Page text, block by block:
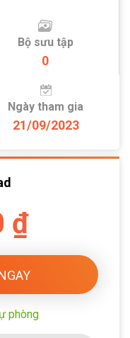
Bộ sưu tập
0
Ngày tham gia
21/09/2023
₫
phòng